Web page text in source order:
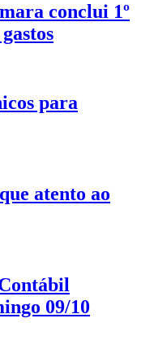
conclui 1º
para
atento ao
09/10